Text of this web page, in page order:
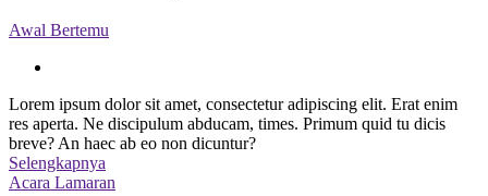
Awal Bertemu
Lorem ipsum dolor sit amet, consectetur adipiscing elit. Erat enim
res aperta. Ne discipulum abducam, times. Primum quid tu dicis
breve? An haec ab eo non dicuntur?
Selengkapnya
Acara Lamaran